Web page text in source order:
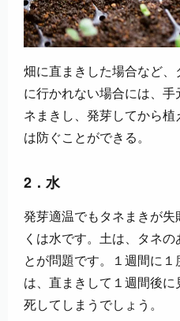
畑に直まきした場合など
に行かれない場合には、
ネまきし、発芽してから
は防ぐことができる。
2．水
発芽適温でもタネまきが
くは水です。土は、タネ
とが問題です。１週間に
は、直まきして１週間後
死してしまうでしょう。